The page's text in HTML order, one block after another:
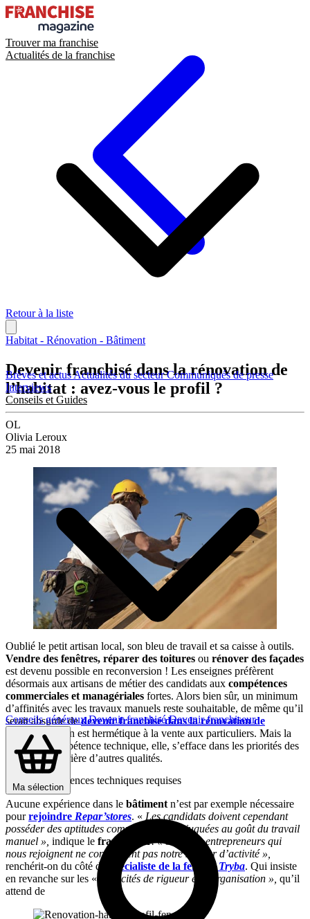
Trouver ma franchise
Actualités de la franchise
Brèves et actusActualités du secteurCommuniqués de presse
Interviews
Conseils et Guides
Conseils générauxDevenir franchiséDevenir franchiseur
Ma sélection
Retour à la liste
Habitat - Rénovation - Bâtiment
Devenir franchisé dans la rénovation de
l’habitat : avez-vous le profil ?
OL
Olivia Leroux
25 mai 2018
Oublié le petit artisan local, son bleu de travail et sa caisse à outils.
Vendre des fenêtres, réparer des toitures ou rénover des façades
est devenu possible en reconversion ! Les enseignes préfèrent
désormais aux artisans de métier des candidats aux compétences
commerciales et managériales fortes. Alors bien sûr, un minimum
d’affinités avec les travaux manuels reste souhaitable, de même qu’il
serait absurde dedevenir franchisé dans la rénovation de
l’habitatsi l’on est hermétique à la vente aux particuliers. Mais la
notion de compétence technique, elle, s’efface dans les priorités des
enseignes, derrière d’autres qualités.
Peu de compétences techniques requises
Aucune expérience dans le bâtiment n’est par exemple nécessaire
pourrejoindre Repar’stores. « Les candidats doivent cependant
posséder des aptitudes commerciales conjuguées au goût du travail
manuel », indique le franchiseur. « 80% des entrepreneurs qui
nous rejoignent ne connaissent pas notre secteur d’activité »,
renchérit-on du côté du
spécialiste de la fenêtreTryba. Qui insiste
en revanche sur les «
capacités de rigueur et d’organisation », qu’il
attend de